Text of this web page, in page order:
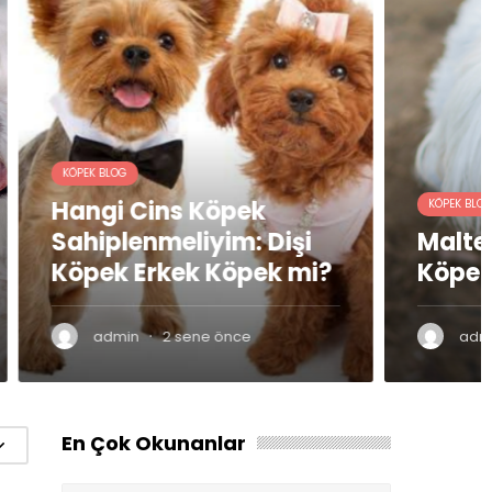
Dişi
mi?
KÖPEK BLOG
Maltese Terrier Sadık
Köpek mi
admin · 2 sene önce
En Çok Okunanlar